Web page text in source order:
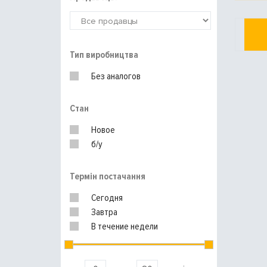
Тип виробництва
Без аналогов
Стан
Новое
б/у
Термін постачання
Сегодня
Завтра
В течение недели